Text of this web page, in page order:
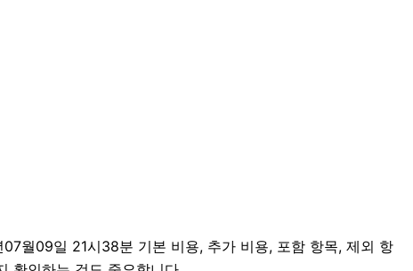
월09일 21시38분 기본 비용, 추가 비용, 포함 항목, 제외 항